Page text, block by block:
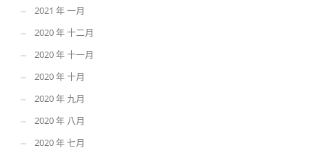
2021 年 一月
2020 年 十二月
2020 年 十一月
2020 年 十月
2020 年 九月
2020 年 八月
2020 年 七月